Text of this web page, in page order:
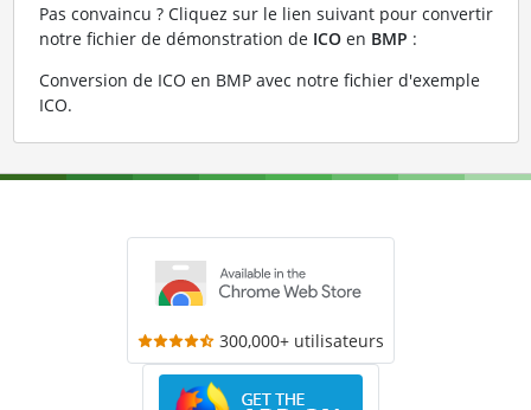
Pas convaincu ? Cliquez sur le lien suivant pour convertir
notre fichier de démonstration de ICOen BMP :
Conversion de ICO en BMP avec notre fichier d'exemple
ICO.
300,000+ utilisateurs